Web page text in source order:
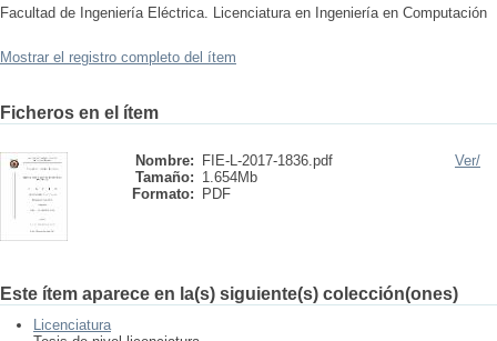
Facultad de Ingeniería Eléctrica. Licenciatura en Ingeniería en Computación
Mostrar el registro completo del ítem
Ficheros en el ítem
Nombre:
FIE-L-2017-1836.pdf
Tamaño: 1.654Mb
Formato:
PDF
Ver/
Este ítem aparece en la(s) siguiente(s) colección(ones)
Licenciatura